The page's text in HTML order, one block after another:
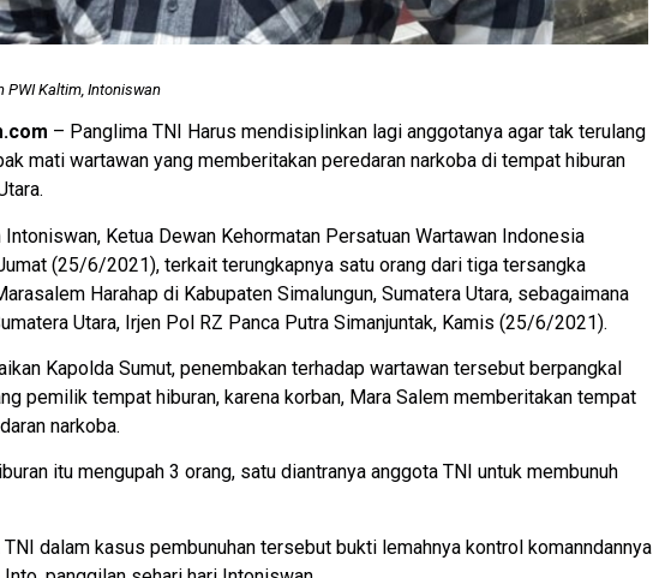
PWI Kaltim, Intoniswan
– Panglima TNI Harus mendisiplinkan lagi anggotanya agar tak terulang
mati wartawan yang memberitakan peredaran narkoba di tempat hiburan
Ketua Dewan Kehormatan Persatuan Wartawan Indonesia
(25/6/2021), terkait terungkapnya satu orang dari tiga tersangka
Harahap di Kabupaten Simalungun, Sumatera Utara, sebagaimana
Utara, Irjen Pol RZ Panca Putra Simanjuntak, Kamis (25/6/2021).
Kapolda Sumut, penembakan terhadap wartawan tersebut berpangkal
pemilik tempat hiburan, karena korban, Mara Salem memberitakan tempat
narkoba.
itu mengupah 3 orang, satu diantranya anggota TNI untuk membunuh
dalam kasus pembunuhan tersebut bukti lemahnya kontrol komanndannya